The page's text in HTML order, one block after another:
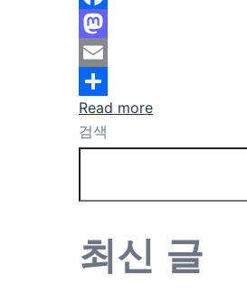
Facebook
Mastodon
Email
Share
Read more
검색
최신 글